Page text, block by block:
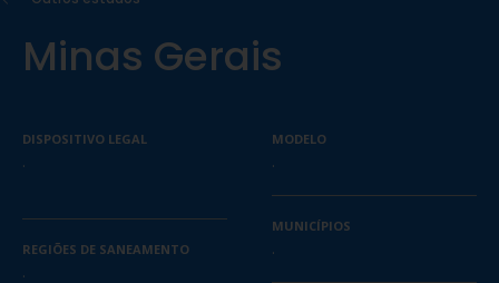
Minas Gerais
DISPOSITIVO LEGAL
.
REGIÕES DE SANEAMENTO
.
MODELO
.
MUNICÍPIOS
.